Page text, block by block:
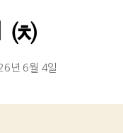
㈉
년 6월 4일